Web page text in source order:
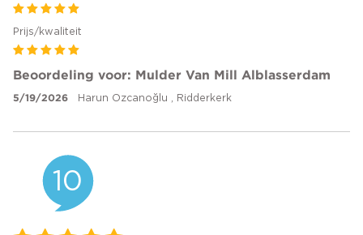
Prijs/kwaliteit
Beoordeling voor: Mulder Van Mill Alblasserdam
5/19/2026 Harun Ozcanoğlu , Ridderkerk
10